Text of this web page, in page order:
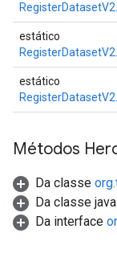
estático
estático
Métodos
Da classe
Da classe
Da interface